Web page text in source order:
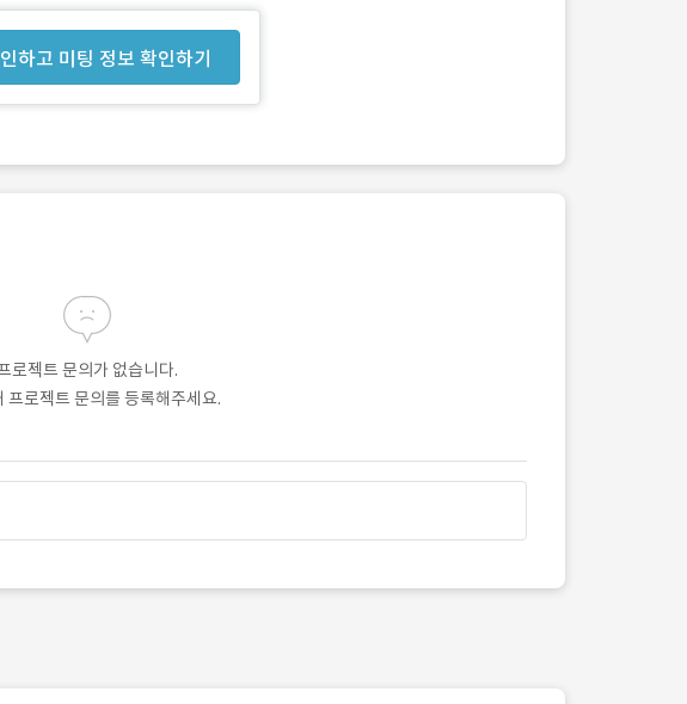
하고 미팅 정보 확인하기
로젝트 문의가 없습니다.
프로젝트 문의를 등록해주세요.